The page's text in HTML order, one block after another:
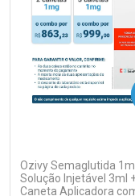
Ativar Desconto
Comprar sem
Ozivy Semaglutida
Solução Injetável 3ml
Caneta Aplicadora